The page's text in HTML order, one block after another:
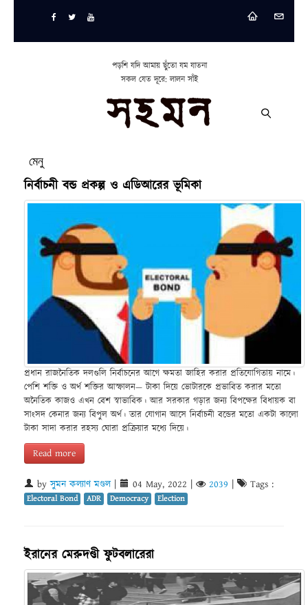
পড়শি যদি আমায় ছুঁতো যম যাতনা
সকল যেত দূরে: লালন সাঁই
মেনু
নির্বাচনী বন্ড প্রকল্প ও এডিআরের ভূমিকা
প্রধান রাজনৈতিক দলগুলি নির্বাচনের আগে ক্ষমতা জাহির করার প্রতিযোগিতায় নামে।
পেশি শক্তি ও অর্থ শক্তির আস্ফালন— টাকা দিয়ে ভোটারকে প্রভাবিত করার মতো
অনৈতিক কাজও এখন বেশ স্বাভাবিক। আর সরকার গড়ার জন্য বিপক্ষের বিধায়ক বা
সাংসদ কেনার জন্য বিপুল অর্থ। তার যোগান আসে নির্বাচনী বন্ডের মতো একটা কালো
টাকা সাদা করার রহস্য ঘোরা প্রক্রিয়ার মধ্যে দিয়ে।
Read more
byসুমন কল্যাণ মণ্ডল| 04 May, 2022 2039 Tags :
Electoral Bond ADR Democracy Election
ইরানের মেরুদণ্ডী ফুটবলারেরা